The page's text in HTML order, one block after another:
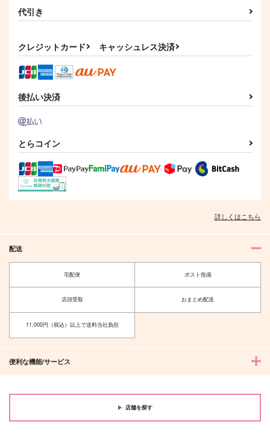
ぽっかぽかぽか
コイノボルコイ
787円
作品詳細
あの頃の俺たちは
作品詳細
それはまるでドラマの
ような
1,375
松野カラ松×松野おそ松
作品詳細
フラグメントミラー
とらゲルゲ
琴線の音色
代引き
クレジットカード キャッシュレス決済
後払い決済
とらコイン
詳しくはこちら
配送
宅配便 ポスト投函
店頭受取 おまとめ配送
11,000円（税込）以上で送料当社負担
便利な機能/サービス
店舗を探す